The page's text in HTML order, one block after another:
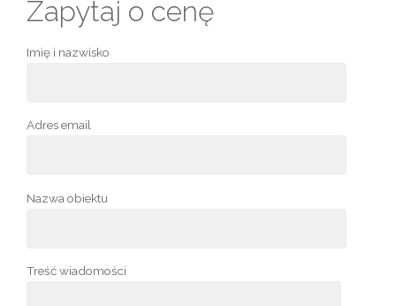
Zapytaj o cenę
Imię i nazwisko
Adres email
Nazwa obiektu
Treść wiadomości